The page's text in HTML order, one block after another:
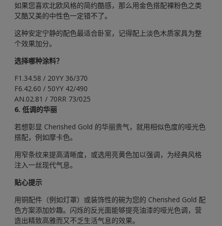
如果您喜欢北欧风格的简约酷感，那么用金色搭配裸粉色之类
又酷又美的中性色一定错不了。
这种安定宁静的配色最适合卧室，记得配上淡色木质家具为整
个效果加分。
选择哪种涂料？
F1.34.58 / 20YY 36/370
F6.42.60 / 50YY 42/490
AN.02.81 / 70RR 73/025
6. 低调的华丽
若想彰显 Cherished Gold 的华丽贵气，就用相似色度的哑光色
搭配，例如摩卡色。
用窄条纹来提高清晰度，或选用亮黄色加以强调，为经典风格
注入一丝现代气息。
贴心提示
用铜配件（例如灯罩）或装饰性的碗为您的 Cherished Gold 配
色方案添加妙趣。闪烁的反光面能够提亮油漆的哑光色调，营
造出精致高雅而又不乏生活气息的效果。